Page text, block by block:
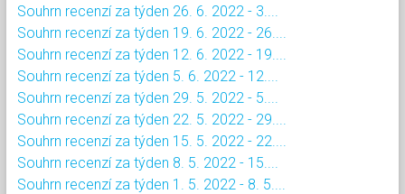
Souhrn recenzí za týden 26. 6. 2022 - 3....
Souhrn recenzí za týden 19. 6. 2022 - 26....
Souhrn recenzí za týden 12. 6. 2022 - 19....
Souhrn recenzí za týden 5. 6. 2022 - 12....
Souhrn recenzí za týden 29. 5. 2022 - 5....
Souhrn recenzí za týden 22. 5. 2022 - 29....
Souhrn recenzí za týden 15. 5. 2022 - 22....
Souhrn recenzí za týden 8. 5. 2022 - 15....
Souhrn recenzí za týden 1. 5. 2022 - 8. 5....